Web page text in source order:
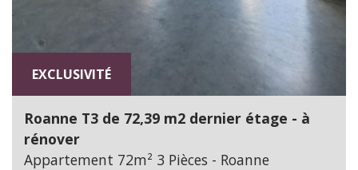
EXCLUSIVITÉ
Roanne T3 de 72,39 m2 dernier étage - à
rénover
Appartement 72m² 3 Pièces - Roanne